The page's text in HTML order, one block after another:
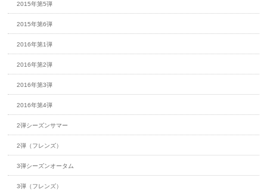
2015年第5弾
2015年第6弾
2016年第1弾
2016年第2弾
2016年第3弾
2016年第4弾
2弾シーズンサマー
2弾（フレンズ）
3弾シーズンオータム
3弾（フレンズ）